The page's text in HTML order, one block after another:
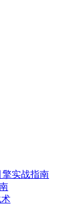
擎实战指南